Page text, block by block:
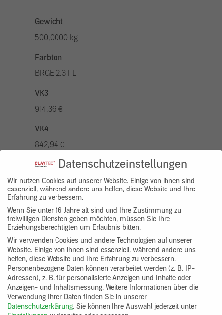
Gewicht
500,0000 kg
Farbton
BRGE 2.3 FL
VK3
914,36 €
VK4
842,94 €
VK5
1042,96 €
VK7
785,77 €
Gruppenprodukt
yosima_designputz_bigb
Datenschutzeinstellungen
Wir nutzen Cookies auf unserer Website. Einige von ihnen sind
essenziell, während andere uns helfen, diese Website und Ihre
Erfahrung zu verbessern.
Wenn Sie unter 16 Jahre alt sind und Ihre Zustimmung zu
freiwilligen Diensten geben möchten, müssen Sie Ihre
Erziehungsberechtigten um Erlaubnis bitten.
Wir verwenden Cookies und andere Technologien auf unserer
Website. Einige von ihnen sind essenziell, während andere uns
helfen, diese Website und Ihre Erfahrung zu verbessern.
Personenbezogene Daten können verarbeitet werden (z. B. IP-
Adressen), z. B. für personalisierte Anzeigen und Inhalte oder
Anzeigen- und Inhaltsmessung. Weitere Informationen über die
Verwendung Ihrer Daten finden Sie in unserer
Datenschutzerklärung. Sie können Ihre Auswahl jederzeit unter